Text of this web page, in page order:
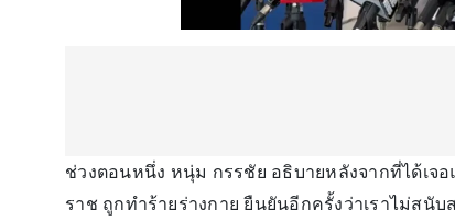
ช่วงตอนหนึ่ง หนุ่ม กรรชัย อธิบายหลังจากที่ได้เจ
ราช ถูกทำร้ายร่างกาย ยืนยันอีกครั้งว่าเราไม่สนั